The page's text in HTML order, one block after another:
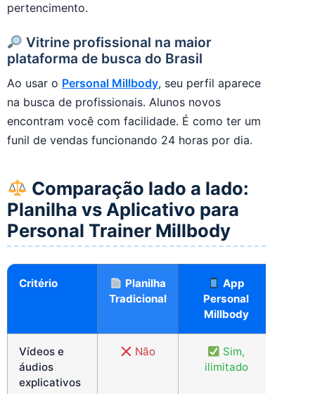
pertencimento.
Vitrine profissional na maior
plataforma de busca do Brasil
Ao usar o Personal Millbody, seu perfil aparece
na busca de profissionais. Alunos novos
encontram você com facilidade. É como ter um
funil de vendas funcionando 24 horas por dia.
Comparação lado a lado:
Planilha vs Aplicativo para
Personal Trainer Millbody
Critério
Planilha
Tradicional
App
Personal
Millbody
Vídeos e
áudios
explicativos
Não
Sim,
ilimitado